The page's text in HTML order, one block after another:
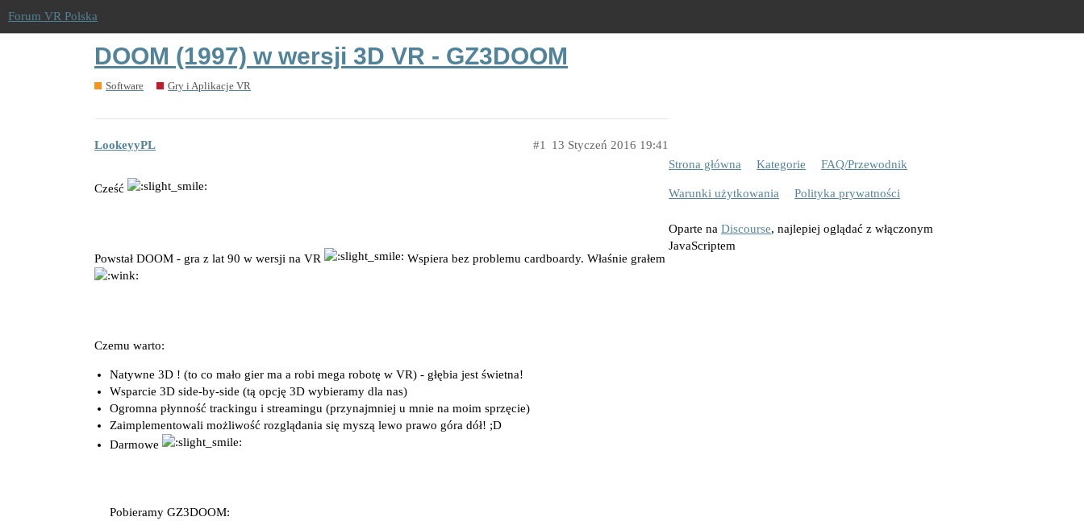
Forum VR Polska
DOOM (1997) w wersji 3D VR - GZ3DOOM
Software Gry i Aplikacje VR
LookeyyPL 13 Styczeń 2016 19:41
1
Cześć
Powstał DOOM - gra z lat 90 w wersji na VR Wspiera bez problemu cardboardy. Właśnie grałem
Czemu warto:
Natywne 3D ! (to co mało gier ma a robi mega robotę w VR) - głębia jest świetna!
Wsparcie 3D side-by-side (tą opcję 3D wybieramy dla nas)
Ogromna płynność trackingu i streamingu (przynajmniej u mnie na moim sprzęcie)
Zaimplementowali możliwość rozglądania się myszą lewo prawo góra dół! ;D
Darmowe
Pobieramy GZ3DOOM:
Strona główna Kategorie FAQ/Przewodnik
Warunki użytkowania Polityka prywatności
Oparte na Discourse, najlepiej oglądać z włączonym
JavaScriptem